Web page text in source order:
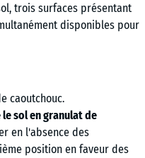
trois surfaces présentant
disponibles pour
caoutchouc.
sol en granulat de
en l'absence des
position en faveur des